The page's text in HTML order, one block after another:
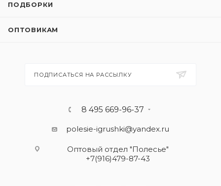
ПОДБОРКИ
ОПТОВИКАМ
ПОДПИСАТЬСЯ НА РАССЫЛКУ
8 495 669-96-37
polesie-igrushki@yandex.ru
Оптовый отдел "Полесье"
+7(916)479-87-43